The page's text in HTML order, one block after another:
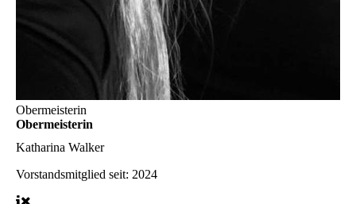
Obermeisterin
Obermeisterin
Katharina Walker
Vorstandsmitglied seit: 2024